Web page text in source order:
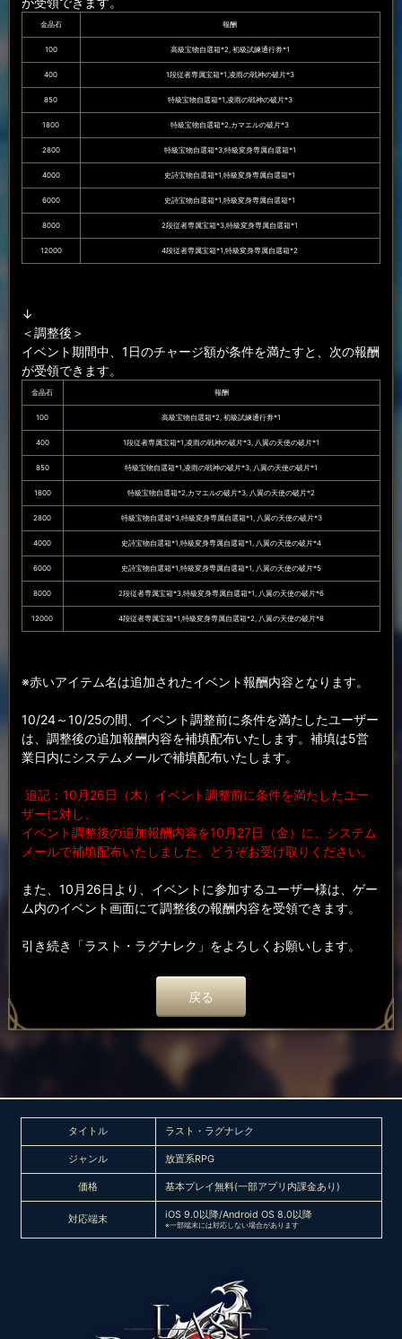
金晶石 報酬
100 高級宝物自選箱*2, 初級試練通行券*1
400 1段従者専属宝箱*1,凌雨の戦神の破片*3
850 特級宝物自選箱*1,凌雨の戦神の破片*3
1800 特級宝物自選箱*2,カマエルの破片*3
2800 特級宝物自選箱*3,特級変身専属自選箱*1
4000 史詩宝物自選箱*1,特級変身専属自選箱*1
6000 史詩宝物自選箱*1,特級変身専属自選箱*1
8000 2段従者専属宝箱*3,特級変身専属自選箱*1
12000 4段従者専属宝箱*1,特級変身専属自選箱*2
↓
＜調整後＞
イベント期間中、1日のチャージ額が条件を満たすと、次の報酬
が受領できます。
金晶石 報酬
100 高級宝物自選箱*2, 初級試練通行券*1
400 1段従者専属宝箱*1,凌雨の戦神の破片*3, 八翼の天使の破片*1
850 特級宝物自選箱*1,凌雨の戦神の破片*3, 八翼の天使の破片*1
1800 特級宝物自選箱*2,カマエルの破片*3, 八翼の天使の破片*2
2800 特級宝物自選箱*3,特級変身専属自選箱*1, 八翼の天使の破片*3
4000 史詩宝物自選箱*1,特級変身専属自選箱*1, 八翼の天使の破片*4
6000 史詩宝物自選箱*1,特級変身専属自選箱*1, 八翼の天使の破片*5
8000 2段従者専属宝箱*3,特級変身専属自選箱*1, 八翼の天使の破片*6
12000 4段従者専属宝箱*1,特級変身専属自選箱*2, 八翼の天使の破片*8
※赤いアイテム名は追加されたイベント報酬内容となります。
10/24～10/25の間、イベント調整前に条件を満たしたユーザー
は、調整後の追加報酬内容を補填配布いたします。補填は5営
業日内にシステムメールで補填配布いたします。
追記：10月26日（木）イベント調整前に条件を満たしたユー
ザーに対し、
イベント調整後の追加報酬内容を10月27日（金）に、システム
メールで補填配布いたしました。どうぞお受け取りください。
また、10月26日より、イベントに参加するユーザー様は、ゲー
ム内のイベント画面にて調整後の報酬内容を受領できます。
引き続き「ラスト・ラグナレク」をよろしくお願いします。
戻る
タイトル ラスト・ラグナレク
ジャンル 放置系RPG
価格 基本プレイ無料(一部アプリ内課金あり)
対応端末 iOS 9.0以降/Android OS 8.0以降
※一部端末には対応しない場合があります